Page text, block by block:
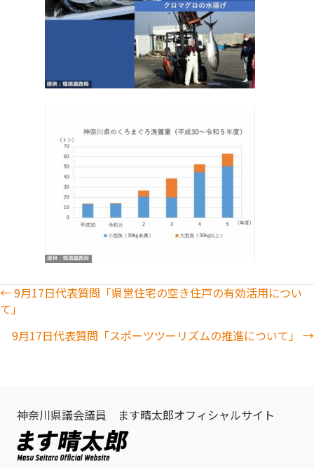
Posts
navigation
← 9月17日代表質問「県営住宅の空き住戸の有効活用につい
て」
9月17日代表質問「スポーツツーリズムの推進について」 →
神奈川県議会議員 ます晴太郎オフィシャルサイト